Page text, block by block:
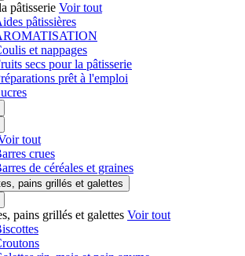
pâtisserie Voir tout
pâtissières
et nappages
secs pour la pâtisserie
prêt à l'emploi
tout
crues
de céréales et graines
pains grillés et galettes
pains grillés et galettes Voir tout